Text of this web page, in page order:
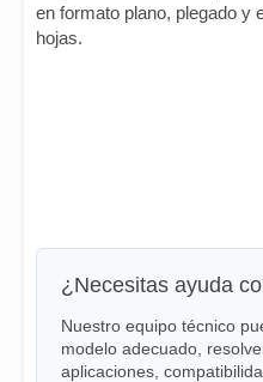
en formato plano, plegado y
hojas.
¿Necesitas ayuda
Nuestro equipo técnico
modelo adecuado,
aplicaciones,